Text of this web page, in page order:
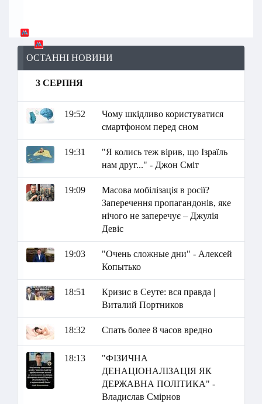
ОСТАННІ НОВИНИ
3 СЕРПНЯ
19:52
Чому шкідливо користуватися
смартфоном перед сном
19:31
"Я колись теж вірив, що Ізраїль
нам друг..." - Джон Сміт
19:09
Масова мобілізація в росії?
Заперечення пропагандонів, яке
нічого не заперечує – Джулія
Девіс
19:03
"Очень сложные дни" - Алексей
Копытько
18:51
Кризис в Сеуте: вся правда |
Виталий Портников
18:32 Спать более 8 часов вредно
18:13
"ФІЗИЧНА
ДЕНАЦІОНАЛІЗАЦІЯ ЯК
ДЕРЖАВНА ПОЛІТИКА" -
Владислав Смірнов